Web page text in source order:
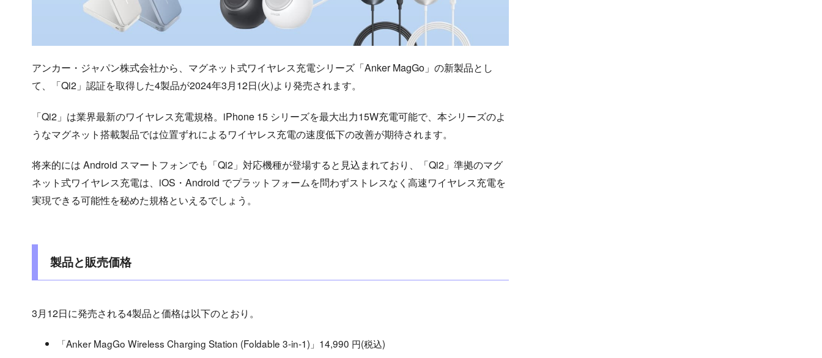
アンカー・ジャパン株式会社から、マグネット式ワイヤレス充電シリーズ「Anker MagGo」の新製品とし
て、「Qi2」認証を取得した4製品が2024年3月12日(火)より発売されます。
「Qi2」は業界最新のワイヤレス充電規格。iPhone 15 シリーズを最大出力15W充電可能で、本シリーズのよ
うなマグネット搭載製品では位置ずれによるワイヤレス充電の速度低下の改善が期待されます。
将来的には Android スマートフォンでも「Qi2」対応機種が登場すると見込まれており、「Qi2」準拠のマグ
ネット式ワイヤレス充電は、iOS・Android でプラットフォームを問わずストレスなく高速ワイヤレス充電を
実現できる可能性を秘めた規格といえるでしょう。
製品と販売価格
3月12日に発売される4製品と価格は以下のとおり。
「Anker MagGo Wireless Charging Station (Foldable 3-in-1)」14,990 円(税込)